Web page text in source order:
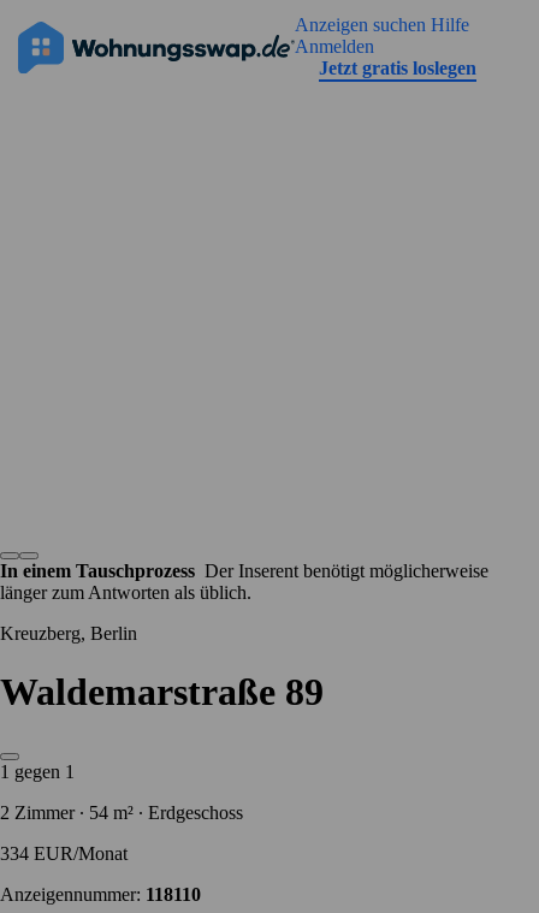
Anzeigen suchen Hilfe
Anmelden
Jetzt gratis loslegen
Die Anzeige hat noch keine Bilder
Straßenansicht
In einem Tauschprozess Der Inserent benötigt möglicherweise
länger zum Antworten als üblich.
Kreuzberg, Berlin
Waldemarstraße 89
1 gegen 1
2 Zimmer ∙ 54 m² ∙ Erdgeschoss
334 EUR/Monat
Anzeigennummer: 118110